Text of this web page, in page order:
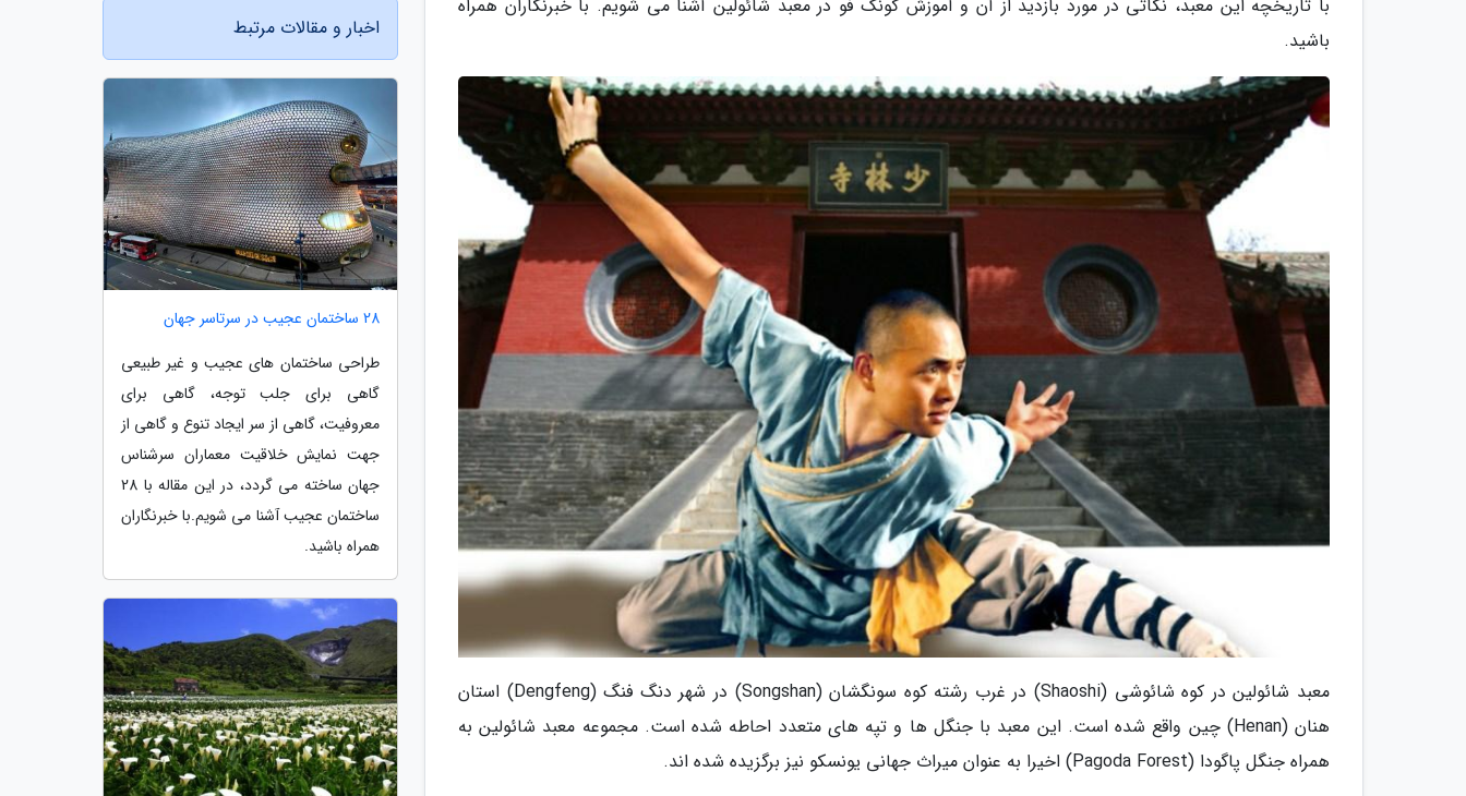
با تاریخچه این معبد، نکاتی در مورد بازدید از آن و آموزش کونگ فو در معبد شائولین آشنا می شویم. با خبرنگاران همراه
باشید.
معبد شائولین در کوه شائوشی (Shaoshi) در غرب رشته کوه سونگشان (Songshan) در شهر دنگ فنگ (Dengfeng) استان
هنان (Henan) چین واقع شده است. این معبد با جنگل ها و تپه های متعدد احاطه شده است. مجموعه معبد شائولین به
همراه جنگل پاگودا (Pagoda Forest) اخیرا به عنوان میراث جهانی یونسکو نیز برگزیده شده اند.
اخبار و مقالات مرتبط
28 ساختمان عجیب در سرتاسر جهان
طراحی ساختمان های عجیب و غیر طبیعی
گاهی برای جلب توجه، گاهی برای
معروفیت، گاهی از سر ایجاد تنوع و گاهی از
جهت نمایش خلاقیت معماران سرشناس
جهان ساخته می گردد، در این مقاله با 28
ساختمان عجیب آشنا می شویم.با خبرنگاران
همراه باشید.